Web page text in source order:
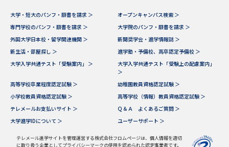
高等学校（情報）教員資格認定
試験
大学で学べる内容や特徴を調べる
新増設大学・学部・学科特集
国際・グローバルに強い大学特
集
大学・短大のパンフ・願書を請求 ＞
オープンキャンパス検索 ＞
専門学校のパンフ・願書を請求 ＞
大学院のパンフ・願書を請求 ＞
外国大学日本校・留学関連機関 ＞
新聞奨学会・進学情報誌 ＞
新生活・部屋探し ＞
進学塾・予備校、高卒認定予備校 ＞
大学入学共通テスト「受験案内」 ＞
大学入学共通テスト「受験上の配慮案内」
＞
高等学校卒業程度認定試験 ＞
幼稚園教員資格認定試験 ＞
小学校教員資格認定試験 ＞
高等学校（情報）教員資格認定試験 ＞
テレメールお支払いサイト ＞
Ｑ＆Ａ よくあるご質問 ＞
大学進学IDについて ＞
ユーザーサポート ＞
テレメール進学サイトを管理運営する株式会社フロムページは、個人情報を適切
に取り扱う企業としてプライバシーマークの使用を認められた認定事業者です。